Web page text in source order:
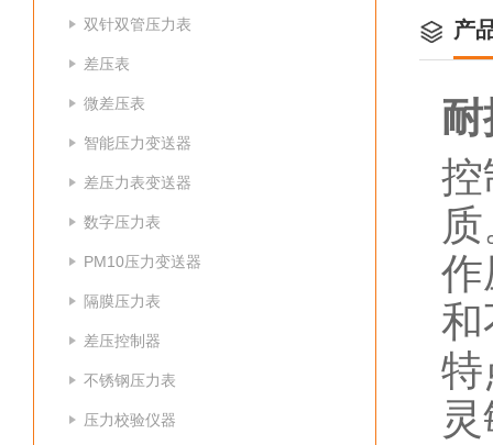
双针双管压力表
差压表
微差压表
智能压力变送器
差压力表变送器
数字压力表
PM10压力变送器
隔膜压力表
差压控制器
不锈钢压力表
压力校验仪器
产
控
作
和
特